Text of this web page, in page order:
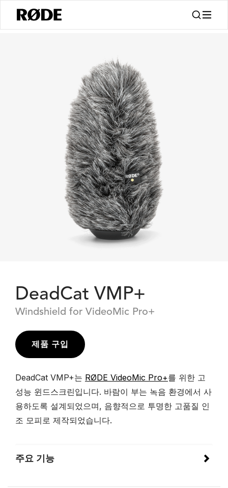
DeadCat VMP+
Windshield for VideoMic Pro+
제품 구입
DeadCat VMP+는 RØDE VideoMic Pro+를 위한 고
성능 윈드스크린입니다. 바람이 부는 녹음 환경에서 사
용하도록 설계되었으며, 음향적으로 투명한 고품질 인
조 모피로 제작되었습니다.
주요 기능